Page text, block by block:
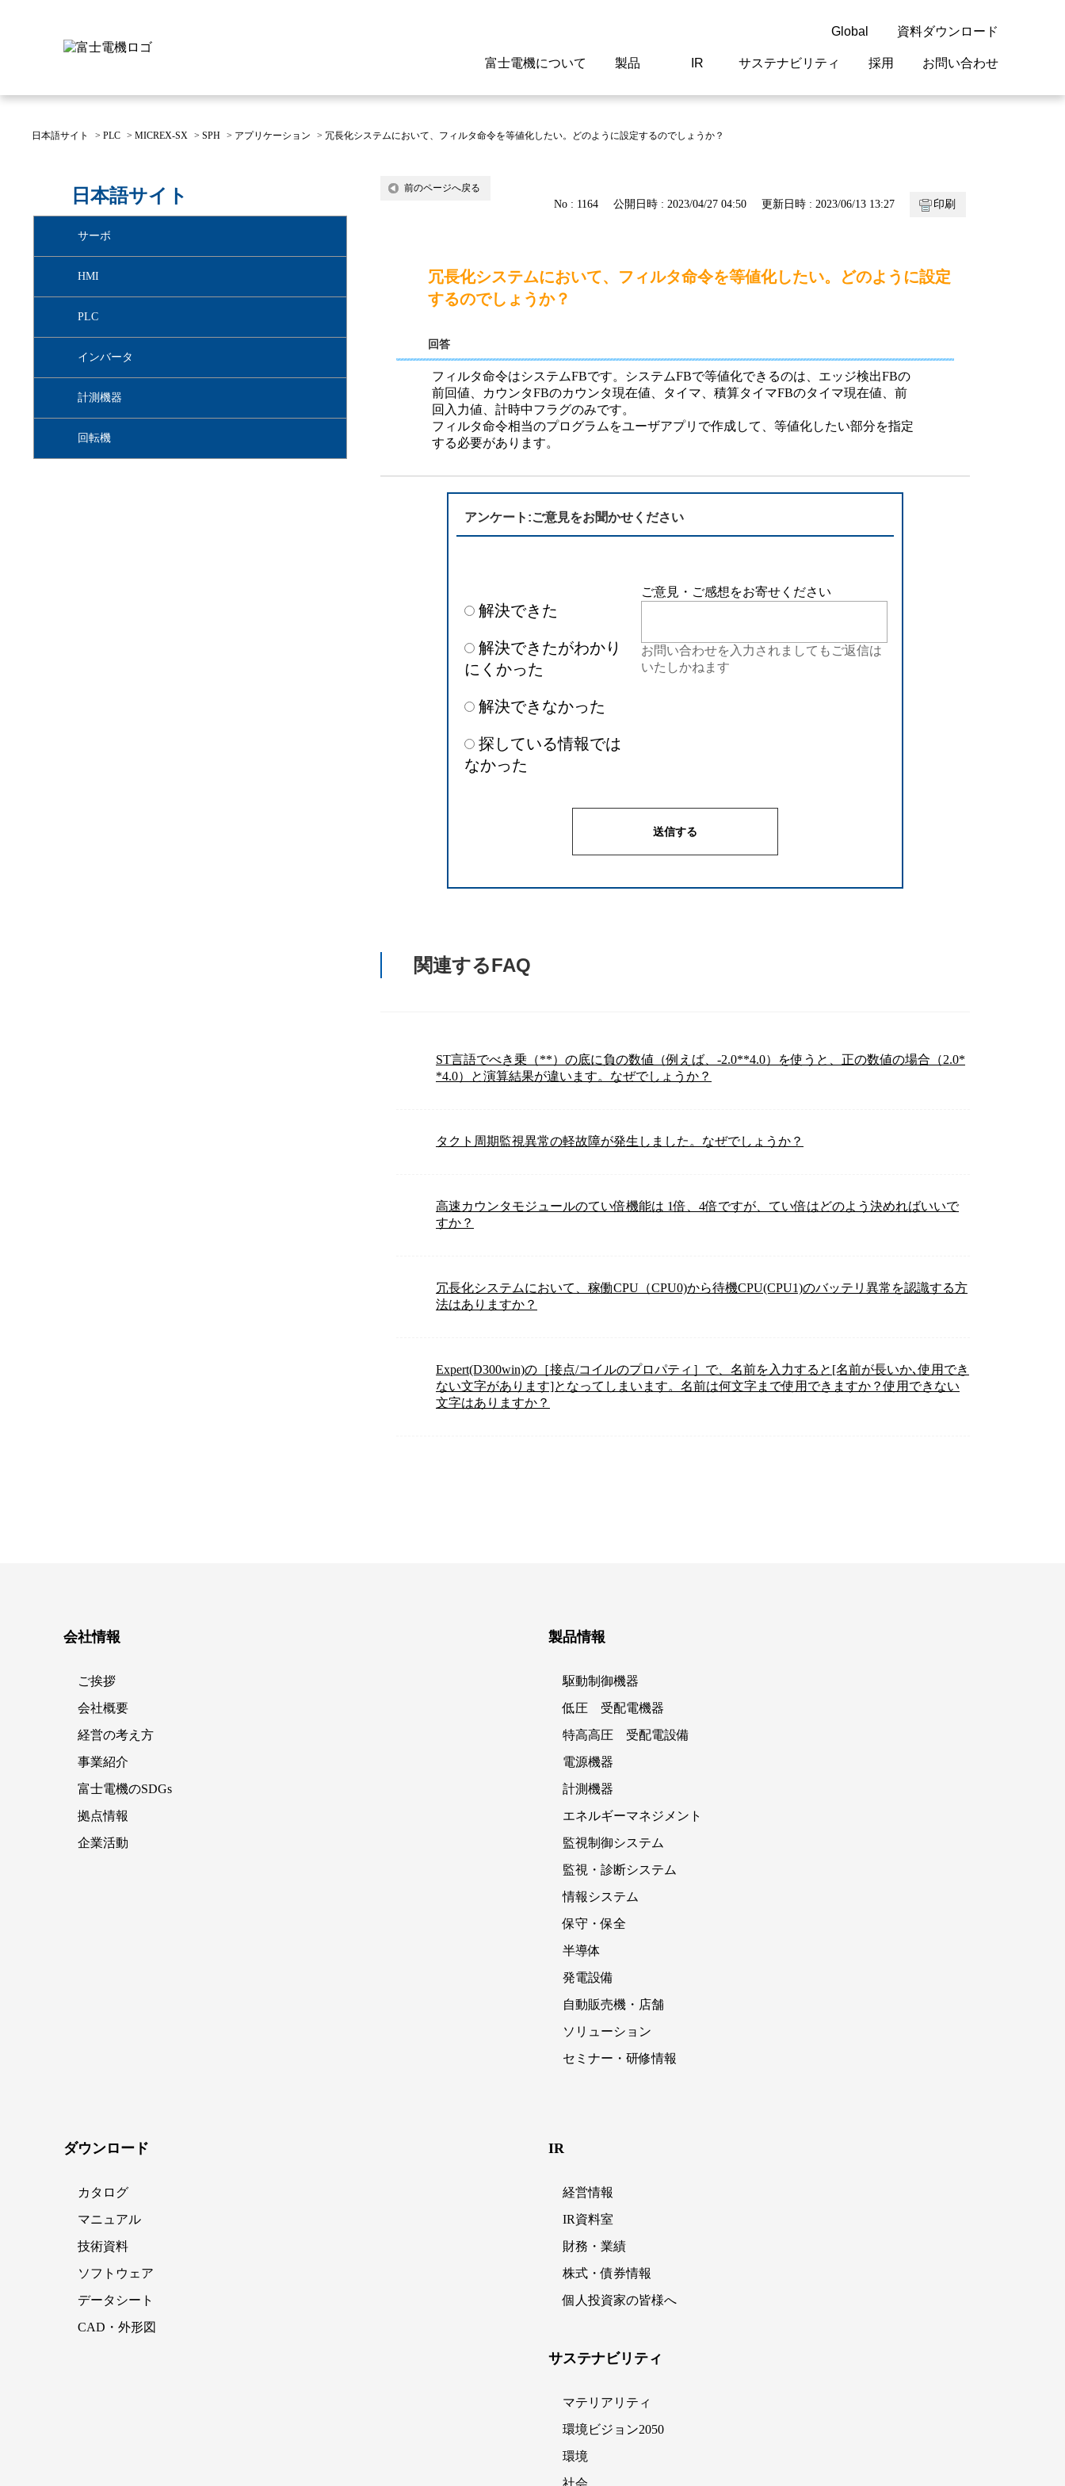
Global
閉じる
資料ダウンロード
富士電機について
富士電機についてのトップ
へ
ご挨拶
企業活動
製品
駆動制御機器
監視制御システム
半導体 発電設備
自動販売機・店舗
セミナー・研修情報
IR
株主・投資家情報のトップ
へ
経営情報
サステナビリティ
サステナビリティのトップ
へ
マテリアリティ
採用
新卒採用情報
お問い合わせ
よくあるご質問
日本語サイト > PLC > MICREX-SX > SPH > アプリケーション > 冗長化システムにおいて、フィルタ命令を等値化したい。どのように設定するのでしょうか？
日本語サイト
サーボ
HMI
PLC
インバータ
計測機器
回転機
前のページへ戻る
No : 1164 公開日時 : 2023/04/27 04:50 更新日時 : 2023/06/13 13:27 印刷
冗長化システムにおいて、フィルタ命令を等値化したい。どのように設定
するのでしょうか？
回答
フィルタ命令はシステムFBです。システムFBで等値化できるのは、エッジ検出FBの
前回値、カウンタFBのカウンタ現在値、タイマ、積算タイマFBのタイマ現在値、前
回入力値、計時中フラグのみです。
フィルタ命令相当のプログラムをユーザアプリで作成して、等値化したい部分を指定
する必要があります。
アンケート:ご意見をお聞かせください
解決できた
解決できたがわかり
にくかった
解決できなかった
探している情報では
なかった
ご意見・ご感想をお寄せください
お問い合わせを入力されましてもご返信は
いたしかねます
関連するFAQ
ST言語でべき乗（**）の底に負の数値（例えば、-2.0**4.0）を使うと、正の数値の場合（2.0*
*4.0）と演算結果が違います。なぜでしょうか？
タクト周期監視異常の軽故障が発生しました。なぜでしょうか？
高速カウンタモジュールのてい倍機能は 1倍、4倍ですが、てい倍はどのよう決めればいいで
すか？
冗長化システムにおいて、稼働CPU（CPU0)から待機CPU(CPU1)のバッテリ異常を認識する方
法はありますか？
Expert(D300win)の［接点/コイルのプロパティ］で、名前を入力すると[名前が長いか､使用でき
ない文字があります]となってしまいます。名前は何文字まで使用できますか？使用できない
文字はありますか？
会社情報
ご挨拶
会社概要
経営の考え方
事業紹介
富士電機のSDGs
拠点情報
企業活動
製品情報
駆動制御機器
低圧 受配電機器
特高高圧 受配電設備
電源機器
計測機器
エネルギーマネジメント
監視制御システム
監視・診断システム
情報システム
保守・保全
半導体
発電設備
自動販売機・店舗
ソリューション
セミナー・研修情報
ダウンロード
カタログ
マニュアル
技術資料
ソフトウェア
データシート
CAD・外形図
IR
経営情報
IR資料室
財務・業績
株式・債券情報
個人投資家の皆様へ
サステナビリティ
マテリアリティ
環境ビジョン2050
環境
社会